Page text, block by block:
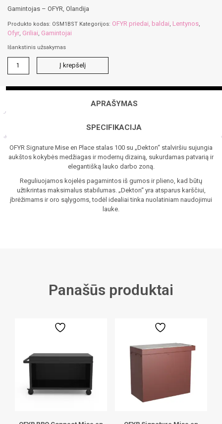
Gamintojas – OFYR, Olandija
Produkto kodas: OSM1BST Kategorijos: OFYR priedai, baldai Lentynos
Ofyr Griliai Gamintojai
Išankstinis užsakymas
kiekis:
Signature
Terra
Į krepšelį
APRAŠYMAS
SPECIFIKACIJA
OFYR Signature Mise en Place stalas 100 su „Dekton“ stalviršiu sujungia
aukštos kokybės medžiagas ir modernų dizainą, sukurdamas patvarią ir
elegantišką lauko darbo zoną.
Reguliuojamos kojelės pagamintos iš gumos ir plieno, kad būtų
užtikrintas maksimalus stabilumas. „Dekton“ yra atsparus karščiui,
įbrėžimams ir oro sąlygoms, todėl idealiai tinka nuolatiniam naudojimui
lauke.
Panašūs produktai